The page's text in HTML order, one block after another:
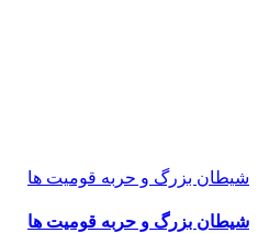
شیطان بزرگ و حربه قومیت ها
شیطان بزرگ و حربه قومیت ها